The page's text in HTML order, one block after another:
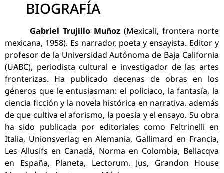
BIOGRAFÍA
Gabriel Trujillo Muñoz(Mexicali, frontera norte
mexicana, 1958). Es narrador, poeta y ensayista. Editor y
profesor de la Universidad Autónoma de Baja California
(UABC), periodista cultural e investigador de las artes
fronterizas. Ha publicado decenas de obras en los
géneros que le entusiasman: el policiaco, la fantasía, la
ciencia ficción y la novela histórica en narrativa, además
de que cultiva el aforismo, la poesía y el ensayo. Su obra
ha sido publicada por editoriales como Feltrinelli en
Italia, Unionsverlag en Alemania, Gallimard en Francia,
Les Allusifs en Canadá, Norma en Colombia, Bellacqva
en España, Planeta, Lectorum, Jus, Grandon House